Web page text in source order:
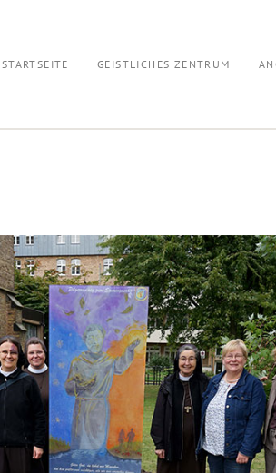
STARTSEITE GEISTLICHES ZENTRUM